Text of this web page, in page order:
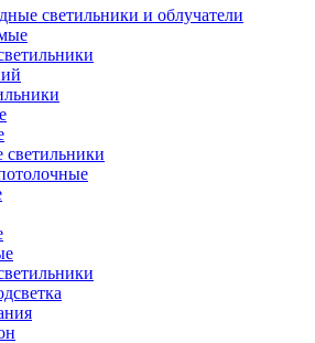
светильники и облучатели